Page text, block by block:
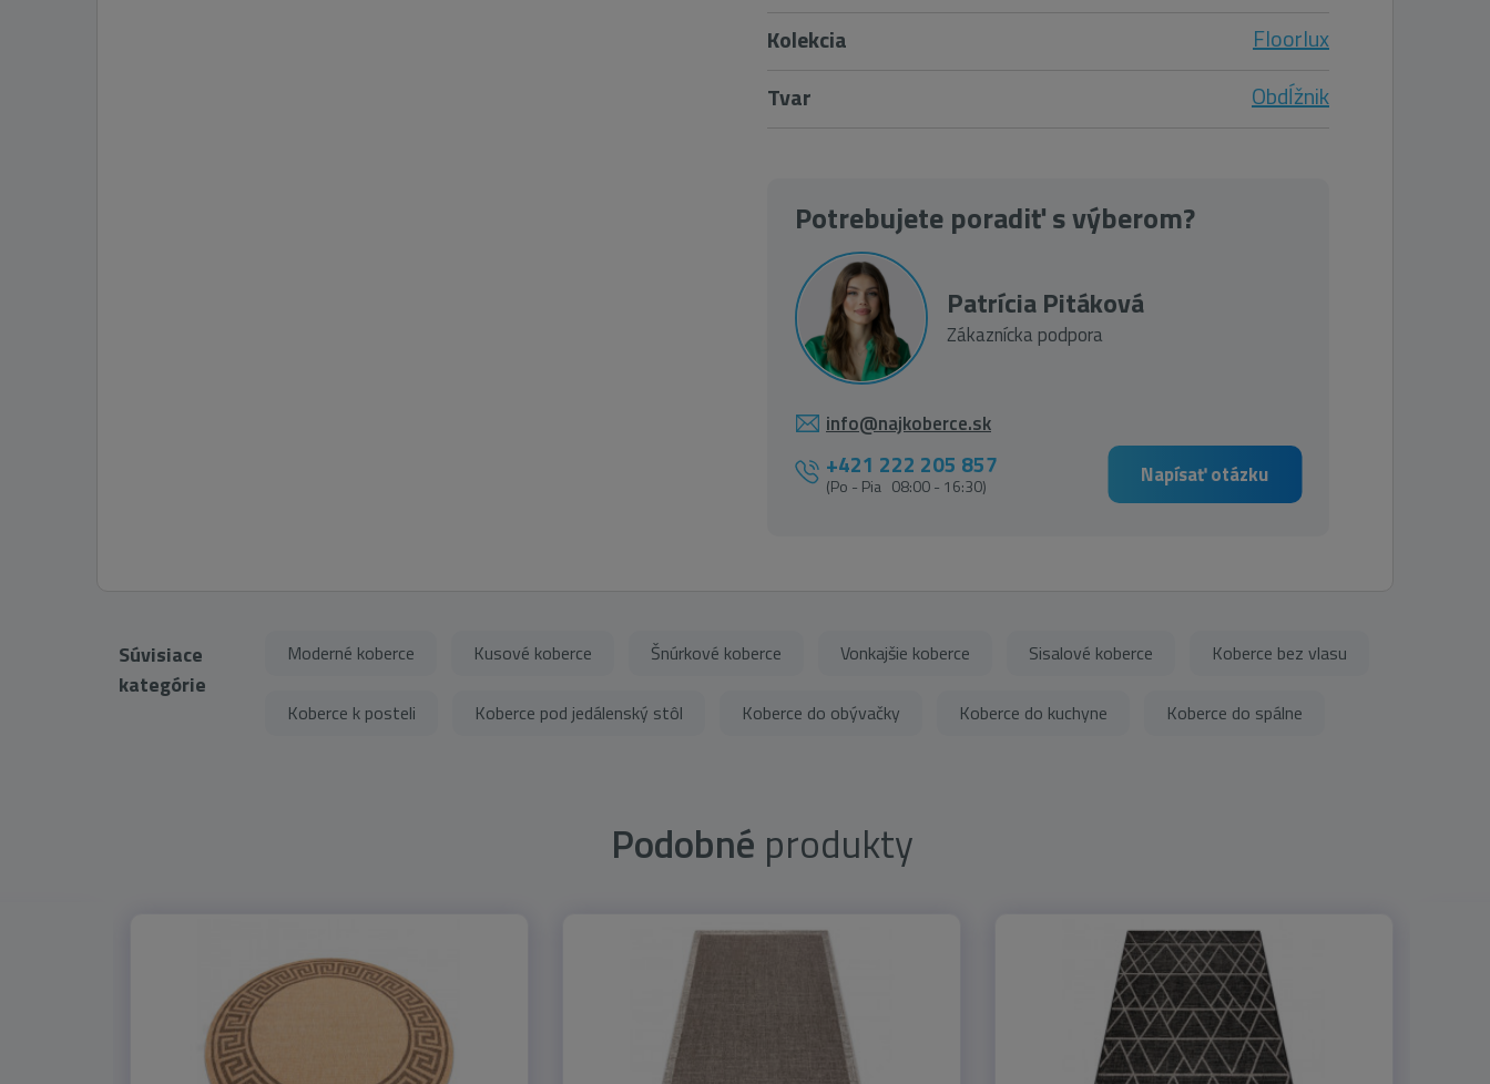
Kolekcia
Floorlux
Tvar
Obdĺžnik
Potrebujete poradiť s výberom?
Patrícia Pitáková
Zákaznícka podpora
info@najkoberce.sk
+421 222 205 857
(Po - Pia 08:00 - 16:30) Napísať otázku
Súvisiace
kategórie
Moderné koberce Kusové koberce Šnúrkové koberce Vonkajšie koberce Sisalové koberce Koberce bez vlasu
Koberce k posteli Koberce pod jedálenský stôl Koberce do obývačky Koberce do kuchyne Koberce do spálne
Podobné produkty